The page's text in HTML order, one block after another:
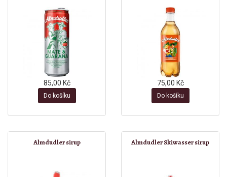
85,00 Kč
Do košíku
75,00 Kč
Do košíku
Almdudler sirup Almdudler Skiwasser sirup